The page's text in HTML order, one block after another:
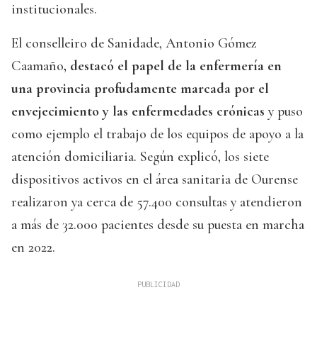
institucionales.
El conselleiro de Sanidade, Antonio Gómez
Caamaño, destacó el papel de la enfermería en
una provincia profudamente marcada por el
envejecimiento y las enfermedades crónicas y puso
como ejemplo el trabajo de los equipos de apoyo a la
atención domiciliaria. Según explicó, los siete
dispositivos activos en el área sanitaria de Ourense
realizaron ya cerca de 57.400 consultas y atendieron
a más de 32.000 pacientes desde su puesta en marcha
en 2022.